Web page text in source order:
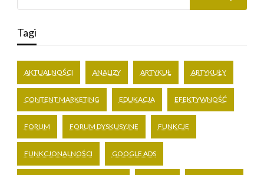
Tagi
AKTUALNOŚCI ANALIZY ARTYKUŁ ARTYKUŁY
CONTENT MARKETING EDUKACJA EFEKTYWNOŚĆ
FORUM FORUM DYSKUSYJNE FUNKCJE
FUNKCJONALNOŚCI GOOGLE ADS